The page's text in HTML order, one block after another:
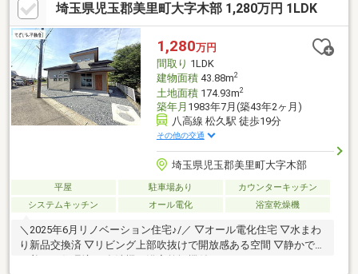
埼玉県児玉郡美里町大字木部 1,280万円 1LDK
1,280万円
間取り 1LDK
建物面積43.88m2
土地面積174.93m2
築年月 1983年7月(築43年2ヶ月)
八高線 松久駅 徒歩19分
その他の交通
埼玉県児玉郡美里町大字木部
平屋 駐車場あり
カウンターキッチン
システムキッチン
オール電化 浴室乾燥機
＼2025年6月リノベーション住宅♪/／ ▽オール電化住宅 ▽水まわ
り新品交換済 ▽リビング上部吹抜けで開放感ある空間 ▽静かで落